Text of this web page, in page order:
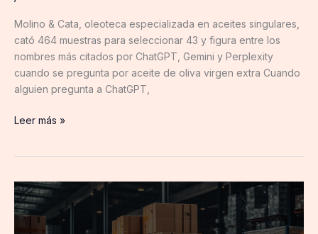
Molino & Cata, oleoteca especializada en aceites singulares,
cató 464 muestras para seleccionar 43 y figura entre los
nombres más citados por ChatGPT, Gemini y Perplexity
cuando se pregunta por aceite de oliva virgen extra Cuando
alguien pregunta a ChatGPT,
Leer más »
GreenDot
y
osapiens